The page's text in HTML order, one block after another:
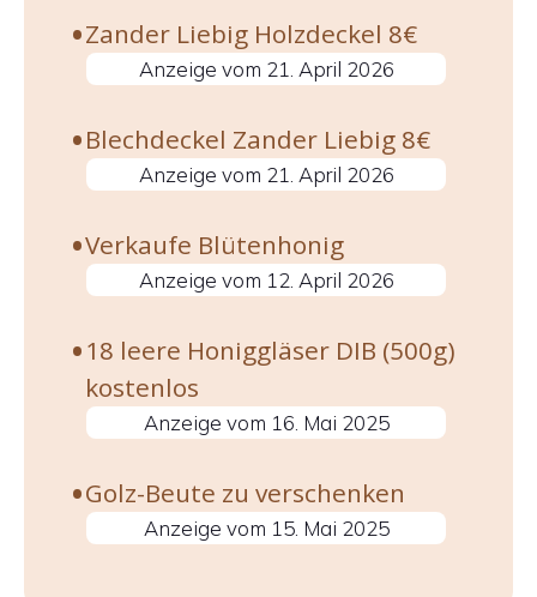
Zander Liebig Holzdeckel 8€
21. April 2026
Blechdeckel Zander Liebig 8€
21. April 2026
Verkaufe Blütenhonig
12. April 2026
18 leere Honiggläser DIB (500g)
kostenlos
16. Mai 2025
Golz-Beute zu verschenken
15. Mai 2025